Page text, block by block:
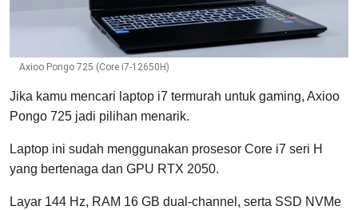
Axioo Pongo 725 (Core i7-12650H)
Jika kamu mencari laptop i7 termurah untuk gaming, Axioo
Pongo 725 jadi pilihan menarik.
Laptop ini sudah menggunakan prosesor Core i7 seri H
yang bertenaga dan GPU RTX 2050.
Layar 144 Hz, RAM 16 GB dual-channel, serta SSD NVMe